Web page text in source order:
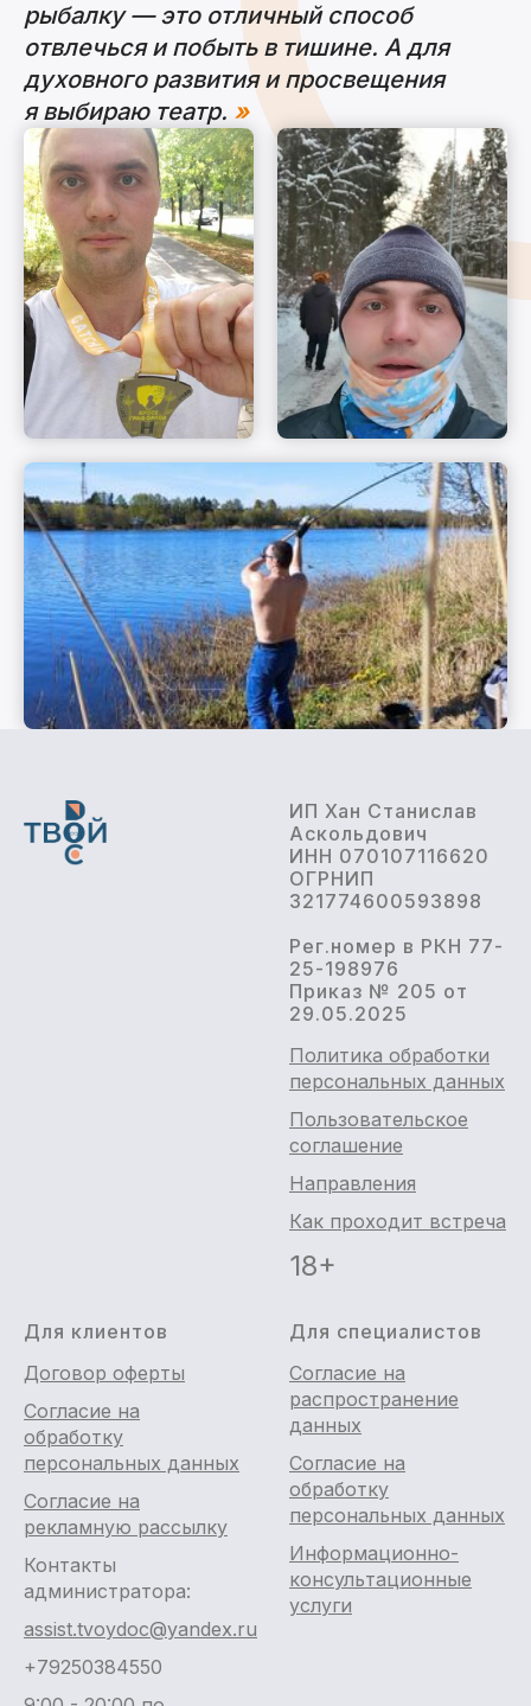
рыбалку — это отличный способ
отвлечься и побыть в тишине. А для
духовного развития и просвещения
я выбираю театр. »
ИП Хан Станислав
Аскольдович
ИНН 070107116620
ОГРНИП
321774600593898
Рег.номер в РКН 77-
25-198976
Приказ № 205 от
29.05.2025
Политика обработки
персональных данных
Пользовательское
соглашение
Направления
Как проходит встреча
18+
Для клиентов
Договор оферты
Согласие на
обработку
персональных данных
Согласие на
рекламную рассылку
Контакты
администратора:
assist.tvoydoc@yandex.ru
+79250384550
Для специалистов
Согласие на
распространение
данных
Согласие на
обработку
персональных данных
Информационно-
консультационные
услуги